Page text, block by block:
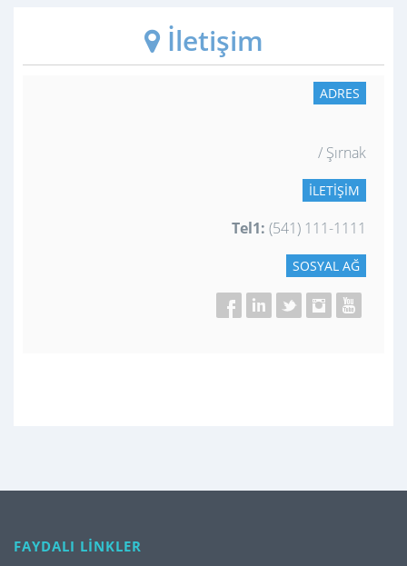
İletişim
ADRES
/ Şırnak
İLETIŞIM
Tel1: (541) 111-1111
SOSYAL AĞ
FAYDALI LİNKLER